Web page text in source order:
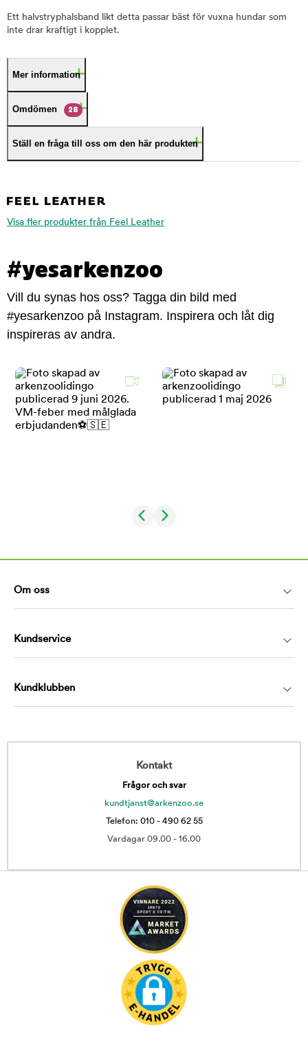
Ett halvstryphalsband likt detta passar bäst för vuxna hundar som
inte drar kraftigt i kopplet.
Mer information
Omdömen 28
Ställ en fråga till oss om den här produkten
Visa fler produkter från Feel Leather
#yesarkenzoo
Vill du synas hos oss? Tagga din bild med
#yesarkenzoo på Instagram. Inspirera och låt dig
inspireras av andra.
Om oss
Kundservice
Kundklubben
Kontakt
Frågor och svar
kundtjanst@arkenzoo.se
Telefon: 010 - 490 62 55
Vardagar 09.00 - 16.00